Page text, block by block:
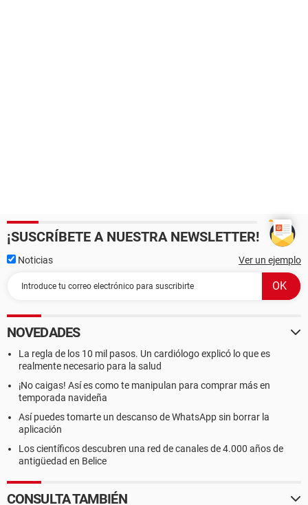
¡SUSCRÍBETE A NUESTRA NEWSLETTER!
Noticias Ver un ejemplo
NOVEDADES
La regla de los 10 mil pasos. Un cardiólogo explicó lo que es
realmente necesario para la salud
¡No caigas! Así es como te manipulan para comprar más en
temporada navideña
Así puedes tomarte un descanso de WhatsApp sin borrar la
aplicación
Los científicos descubren una red de canales de 4.000 años de
antigüedad en Belice
CONSULTA TAMBIÉN